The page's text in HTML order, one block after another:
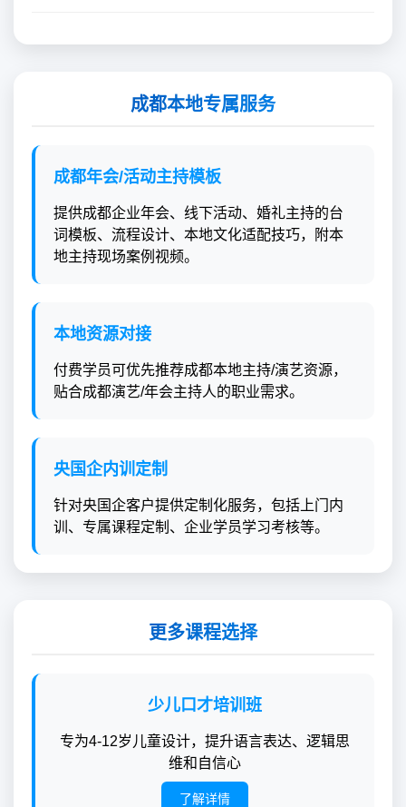
成都本地专属服务
成都年会/活动主持模板
提供成都企业年会、线下活动、婚礼主持的台
词模板、流程设计、本地文化适配技巧，附本
地主持现场案例视频。
本地资源对接
付费学员可优先推荐成都本地主持/演艺资源，
贴合成都演艺/年会主持人的职业需求。
央国企内训定制
针对央国企客户提供定制化服务，包括上门内
训、专属课程定制、企业学员学习考核等。
更多课程选择
少儿口才培训班
专为4-12岁儿童设计，提升语言表达、逻辑思
维和自信心
了解详情